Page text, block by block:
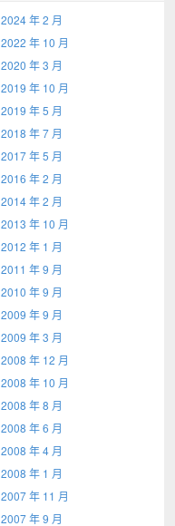
2024 年 2 月
2022 年 10 月
2020 年 3 月
2019 年 10 月
2019 年 5 月
2018 年 7 月
2017 年 5 月
2016 年 2 月
2014 年 2 月
2013 年 10 月
2012 年 1 月
2011 年 9 月
2010 年 9 月
2009 年 9 月
2009 年 3 月
2008 年 12 月
2008 年 10 月
2008 年 8 月
2008 年 6 月
2008 年 4 月
2008 年 1 月
2007 年 11 月
2007 年 9 月